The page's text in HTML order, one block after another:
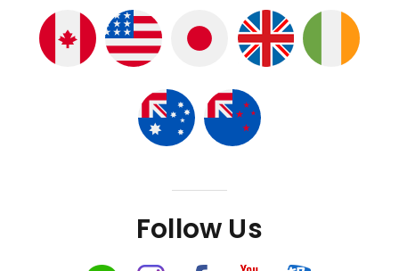
Follow Us